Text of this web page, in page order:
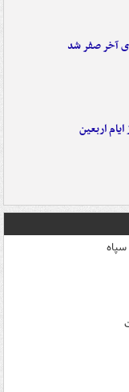
آخر صفر شد
اربعین